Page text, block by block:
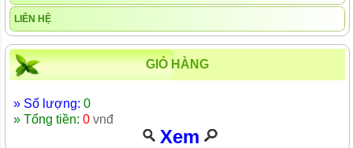
LIÊN HỆ
GIỎ HÀNG
» Số lượng: 0
» Tổng tiền: 0 vnđ
Xem